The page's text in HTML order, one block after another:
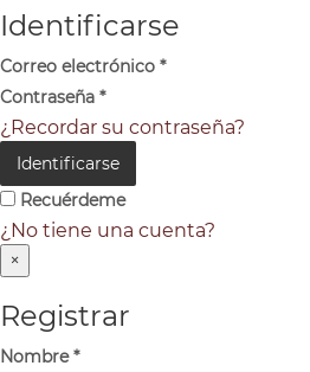
Identificarse
Correo electrónico *
Contraseña *
¿Recordar su contraseña?
Identificarse
Recuérdeme
¿No tiene una cuenta?
×
Registrar
Nombre*